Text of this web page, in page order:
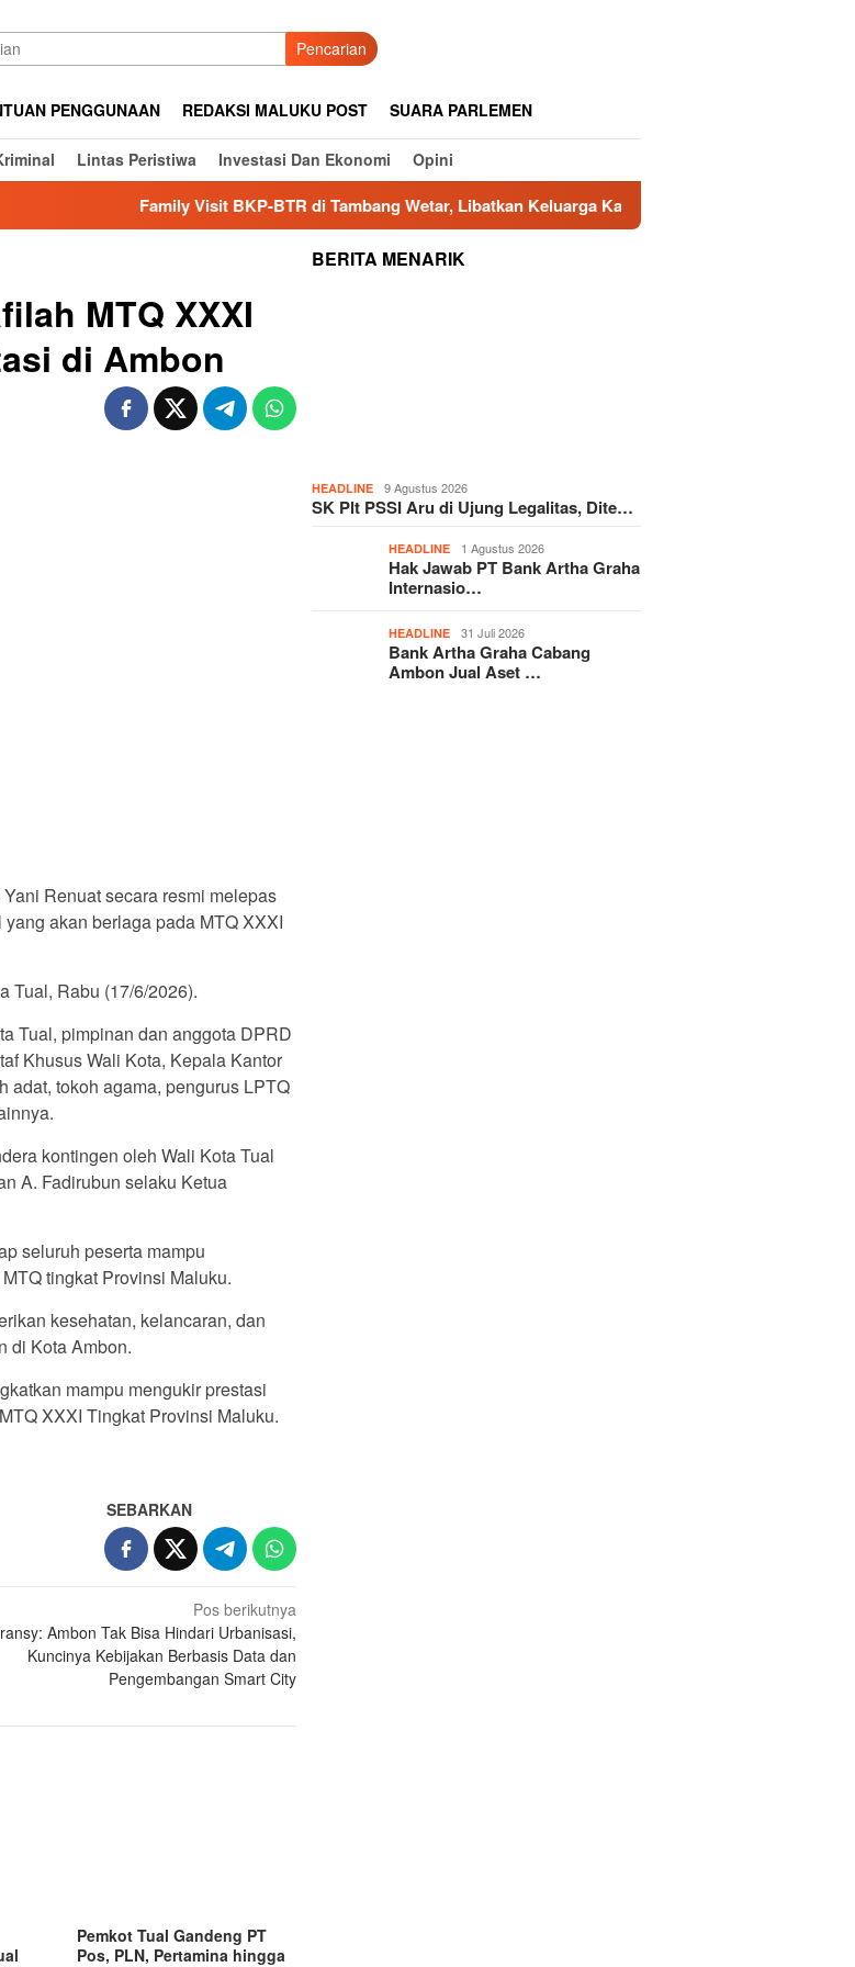
Pencarian
PENGGUNAAN REDAKSI MALUKU POST SUARA PARLEMEN
Lintas Peristiwa Investasi Dan Ekonomi Opini
Family Visit BKP-BTR di Tambang Wetar, Libatkan Keluarga Karyawan dalam Budaya Keselamatan
MTQ XXXI
di Ambon
Renuat secara resmi melepas
akan berlaga pada MTQ XXXI
Tual, Rabu (17/6/2026).
Tual, pimpinan dan anggota DPRD
Khusus Wali Kota, Kepala Kantor
adat, tokoh agama, pengurus LPTQ
kontingen oleh Wali Kota Tual
A. Fadirubun selaku Ketua
seluruh peserta mampu
tingkat Provinsi Maluku.
kesehatan, kelancaran, dan
di Kota Ambon.
mampu mengukir prestasi
XXXI Tingkat Provinsi Maluku.
SEBARKAN
Pos berikutnya
Ambon Tak Bisa Hindari Urbanisasi,
Kuncinya Kebijakan Berbasis Data dan
Pengembangan Smart City
Pemkot Tual Gandeng PT
Pos, PLN, Pertamina hingga
BERITA MENARIK
HEADLINE 9 Agustus 2026
SK Plt PSSI Aru di Ujung Legalitas, Dite…
HEADLINE 1 Agustus 2026
Hak Jawab PT Bank Artha Graha
Internasio…
HEADLINE 31 Juli 2026
Bank Artha Graha Cabang
Ambon Jual Aset …